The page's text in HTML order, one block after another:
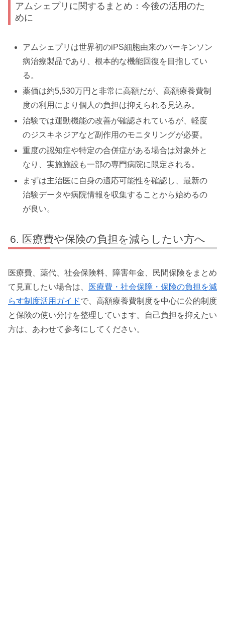
アムシェプリに関するまとめ：今後の活用のた
めに
アムシェプリは世界初のiPS細胞由来のパーキンソン
病治療製品であり、根本的な機能回復を目指してい
る。
薬価は約5,530万円と非常に高額だが、高額療養費制
度の利用により個人の負担は抑えられる見込み。
治験では運動機能の改善が確認されているが、軽度
のジスキネジアなど副作用のモニタリングが必要。
重度の認知症や特定の合併症がある場合は対象外と
なり、実施施設も一部の専門病院に限定される。
まずは主治医に自身の適応可能性を確認し、最新の
治験データや病院情報を収集することから始めるの
が良い。
医療費や保険の負担を減らしたい方へ
医療費、薬代、社会保険料、障害年金、民間保険をまとめ
て見直したい場合は、
医療費・社会保障・保険の負担を減
らす制度活用ガイドで、高額療養費制度を中心に公的制度
と保険の使い分けを整理しています。自己負担を抑えたい
方は、あわせて参考にしてください。